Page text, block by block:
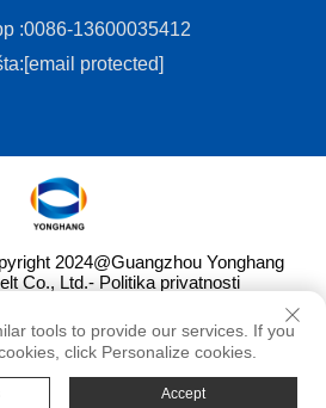
:0086-13600035412
[email protected]
2024@Guangzhou Yonghang
Co., Ltd.- Politika privatnosti
tools to provide our services. If you
click Personalize cookies.
Accept